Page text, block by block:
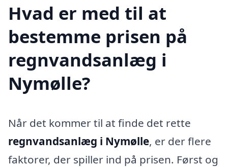
Hvad er med til at
bestemme prisen på
regnvandsanlæg i
Nymølle?
Når det kommer til at finde det rette
regnvandsanlæg i Nymølle, er der flere
faktorer, der spiller ind på prisen. Først og